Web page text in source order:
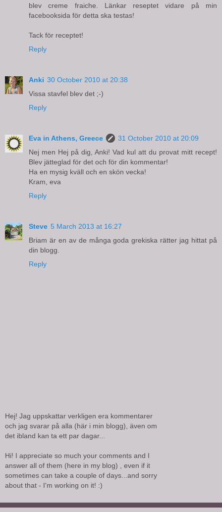
blev creme fraiche. Länkar reseptet vidare på min
facebooksida för detta ska testas!
Tack för receptet!
Reply
Anki 30 October 2010 at 20:38
Vissa stavfel blev det ;-)
Reply
Eva in Athens, Greece
31 October 2010 at 20:09
Nej men Hej på dig, Anki! Vad kul att du provat mitt recept!
Blev jätteglad för det och för din kommentar!
Ha en mysig kväll och en skön vecka!
Kram, eva
Reply
Steve 5 March 2013 at 16:27
Briam är en av de många goda grekiska rätter jag hittat på
din blogg.
Reply
Hej! Jag uppskattar verkligen era kommentarer
och jag svarar på alla (här i min blogg), även om
det ibland kan ta ett par dagar...
Hi! I appreciate so much your comments and I
answer all of them (here in my blog) , even if it
sometimes can take a couple of days...and sorry
about that - I'm working on it! :)